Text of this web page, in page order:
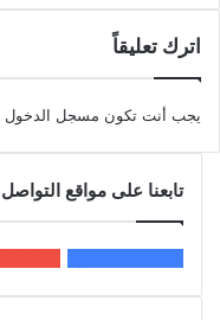
اترك تعليقاً
يجب أنت تكون مسجل الدخول
تابعنا على مواقع التواصل